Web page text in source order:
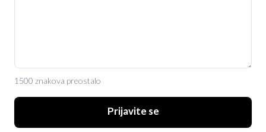
1500 znakova preostalo
Prijavite se